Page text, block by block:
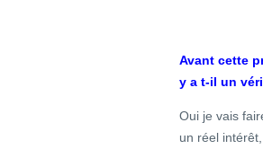
Avant cette
y a t-il un
Oui je vais
un réel